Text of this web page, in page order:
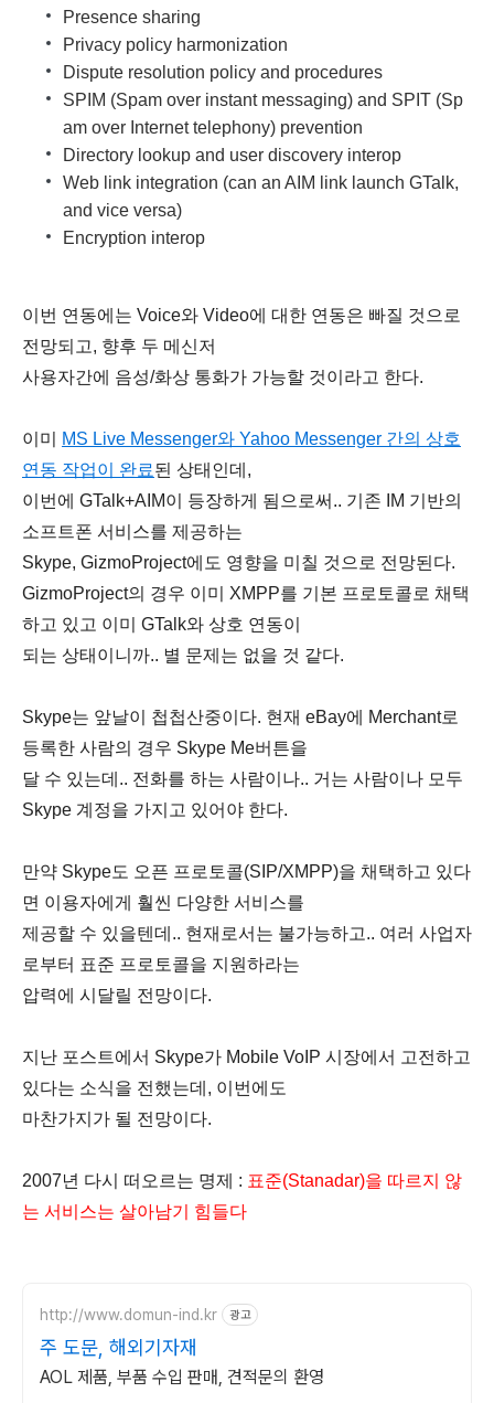
Presence sharing
Privacy policy harmonization
Dispute resolution policy and procedures
SPIM (Spam over instant messaging) and SPIT (Sp
am over Internet telephony) prevention
Directory lookup and user discovery interop
Web link integration (can an AIM link launch GTalk,
and vice versa)
Encryption interop
이번 연동에는 Voice와 Video에 대한 연동은 빠질 것으로
전망되고, 향후 두 메신저
사용자간에 음성/화상 통화가 가능할 것이라고 한다.
이미
MS Live Messenger와 Yahoo Messenger 간의 상호
연동 작업이 완료된 상태인데,
이번에 GTalk+AIM이 등장하게 됨으로써.. 기존 IM 기반의
소프트폰 서비스를 제공하는
Skype, GizmoProject에도 영향을 미칠 것으로 전망된다.
GizmoProject의 경우 이미 XMPP를 기본 프로토콜로 채택
하고 있고 이미 GTalk와 상호 연동이
되는 상태이니까.. 별 문제는 없을 것 같다.
Skype는 앞날이 첩첩산중이다. 현재 eBay에 Merchant로
등록한 사람의 경우 Skype Me버튼을
달 수 있는데.. 전화를 하는 사람이나.. 거는 사람이나 모두
Skype 계정을 가지고 있어야 한다.
만약 Skype도 오픈 프로토콜(SIP/XMPP)을 채택하고 있다
면 이용자에게 훨씬 다양한 서비스를
제공할 수 있을텐데.. 현재로서는 불가능하고.. 여러 사업자
로부터 표준 프로토콜을 지원하라는
압력에 시달릴 전망이다.
지난 포스트에서 Skype가 Mobile VoIP 시장에서 고전하고
있다는 소식을 전했는데, 이번에도
마찬가지가 될 전망이다.
2007년 다시 떠오르는 명제 : 표준(Stanadar)을 따르지 않
는 서비스는 살아남기 힘들다
http://www.domun-ind.kr 광고
주 도문, 해외기자재
AOL 제품, 부품 수입 판매, 견적문의 환영